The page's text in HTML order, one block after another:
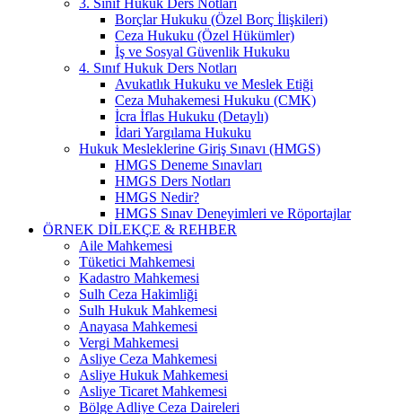
3. Sınıf Hukuk Ders Notları
Borçlar Hukuku (Özel Borç İlişkileri)
Ceza Hukuku (Özel Hükümler)
İş ve Sosyal Güvenlik Hukuku
4. Sınıf Hukuk Ders Notları
Avukatlık Hukuku ve Meslek Etiği
Ceza Muhakemesi Hukuku (CMK)
İcra İflas Hukuku (Detaylı)
İdari Yargılama Hukuku
Hukuk Mesleklerine Giriş Sınavı (HMGS)
HMGS Deneme Sınavları
HMGS Ders Notları
HMGS Nedir?
HMGS Sınav Deneyimleri ve Röportajlar
ÖRNEK DILEKÇE & REHBER
Aile Mahkemesi
Tüketici Mahkemesi
Kadastro Mahkemesi
Sulh Ceza Hakimliği
Sulh Hukuk Mahkemesi
Anayasa Mahkemesi
Vergi Mahkemesi
Asliye Ceza Mahkemesi
Asliye Hukuk Mahkemesi
Asliye Ticaret Mahkemesi
Bölge Adliye Ceza Daireleri